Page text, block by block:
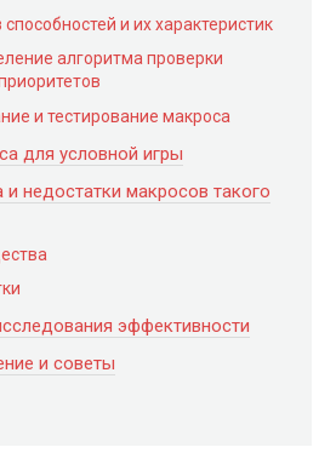
и их характеристик
алгоритма проверки
и тестирование макроса
для условной игры
недостатки макросов такого
эффективности
и советы